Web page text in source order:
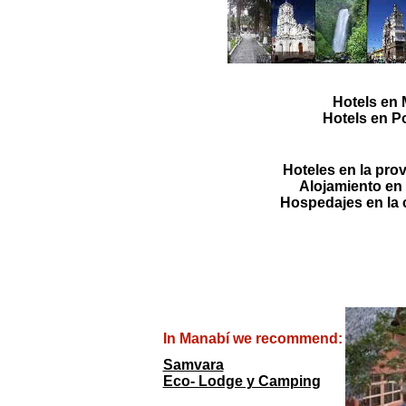
Hotels en
Hotels en
Hoteles en la
Alojamiento
Hospedajes en la
Samvara
Eco- Lodge y Camping
In Manabí we recommend: